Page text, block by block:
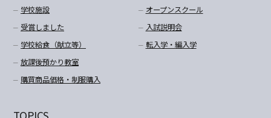
学校施設
受賞しました
学校給食（献立等）
放課後預かり教室
購買商品価格・制服購入
オープンスクール
入試説明会
転入学・編入学